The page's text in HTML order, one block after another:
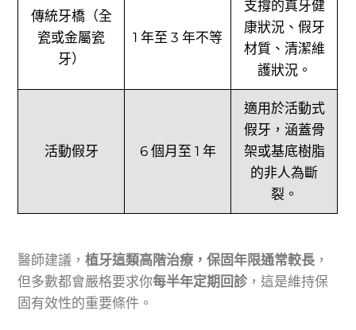
傳統牙橋（全
瓷或金屬瓷
牙）
1 年至 3 年不等
支撐的真牙健
康狀況、假牙
材質、清潔維
護狀況。
活動假牙 6 個月至 1 年
適用於活動式
假牙，涵蓋骨
架或基底樹脂
的非人為斷
裂。
醫師建議，植牙這類高階治療，保固年限通常較長 ，
但多數都會嚴格要求你每半年定期回診，這是維持保
固有效性的重要條件。